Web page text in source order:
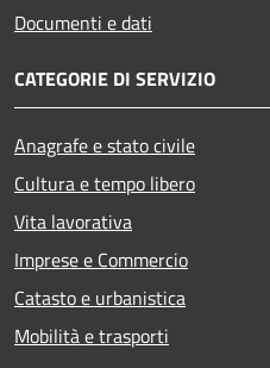
Documenti e dati
CATEGORIE DI SERVIZIO
Anagrafe e stato civile
Cultura e tempo libero
Vita lavorativa
Imprese e Commercio
Catasto e urbanistica
Mobilità e trasporti